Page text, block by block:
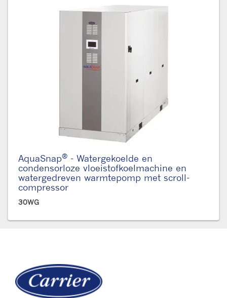
AquaSnap® - Watergekoelde en
condensorloze vloeistofkoelmachine en
watergedreven warmtepomp met scroll-
compressor
30WG